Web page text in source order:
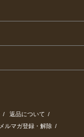
/ 返品について /
メルマガ登録・解除 /